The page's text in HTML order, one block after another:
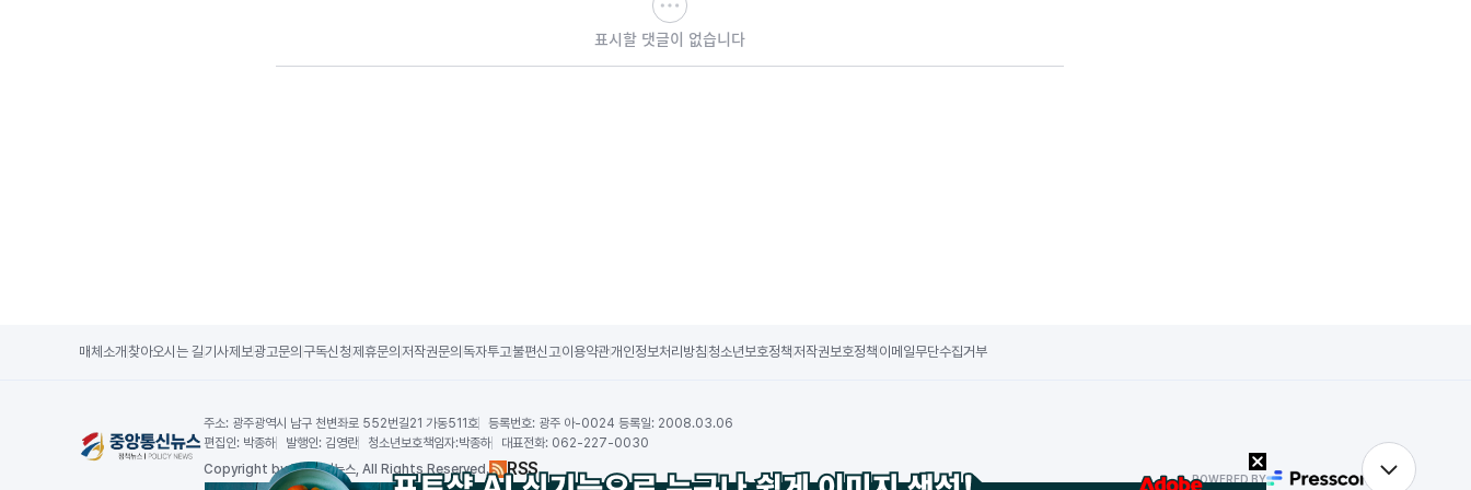
표시할 댓글이 없습니다
매체소개 찾아오시는 길기사제보광고문의 구독신청제휴문의 저작권문의 독자투고불편신고이용약관개인정보처리방침 청소년보호정책저작권보호정책 이메일무단수집거부
주소: 광주광역시 남구 천변좌로 552번길21 가동511호 등록번호: 광주 아-0024 등록일: 2008.03.06
편집인: 박종하 발행인: 김영란 청소년보호책임자:박종하 대표전화: 062-227-0030
Copyright by 중앙통신뉴스, All Rights Reserved. RSS POWERED BY